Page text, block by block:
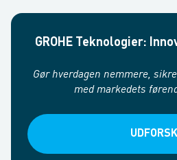
GROHE Teknologier:
Gør hverdagen nemmere,
med markedets
UDFORSK